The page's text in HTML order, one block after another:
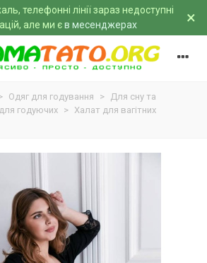
телефонні лінії зараз недоступні
але ми єв месенджерах ×
Одяг для годування > Для сну та
годуючих > Халат для вагітних